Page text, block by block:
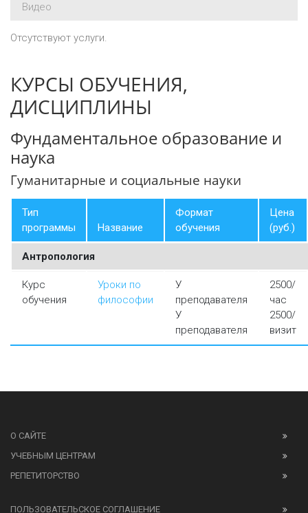
Видео
Отсутствуют услуги.
КУРСЫ ОБУЧЕНИЯ,
ДИСЦИПЛИНЫ
Фундаментальное образование и
наука
Гуманитарные и социальные науки
Тип
программы
Название
Формат
обучения
Цена
(руб.)
Антропология
Курс
обучения
Уроки по
философии
У
преподавателя
У
преподавателя
2500/
час
2500/
визит
О САЙТЕ
УЧЕБНЫМ ЦЕНТРАМ
РЕПЕТИТОРСТВО
ПОЛЬЗОВАТЕЛЬСКОЕ СОГЛАШЕНИЕ